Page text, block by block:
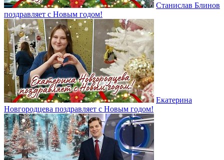
Станислав Блинов
поздравляет с Новым годом!
Екатерина
Новгородцева поздравляет с Новым годом!